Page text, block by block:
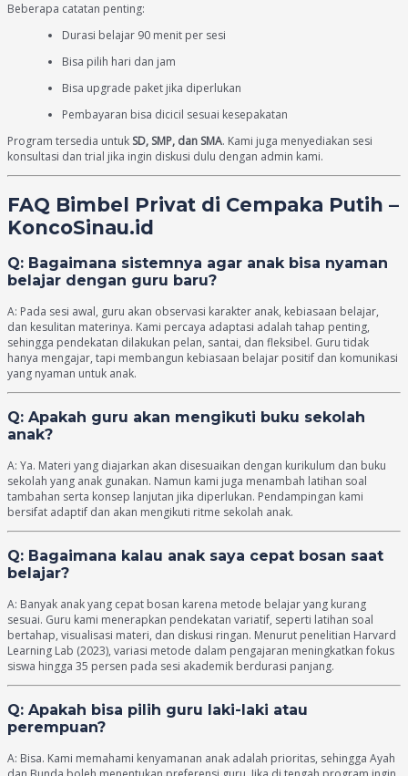
Beberapa catatan penting:
Durasi belajar 90 menit per sesi
Bisa pilih hari dan jam
Bisa upgrade paket jika diperlukan
Pembayaran bisa dicicil sesuai kesepakatan
Program tersedia untuk SD, SMP, dan SMA. Kami juga menyediakan sesi
konsultasi dan trial jika ingin diskusi dulu dengan admin kami.
FAQ Bimbel Privat di Cempaka Putih –
KoncoSinau.id
Q: Bagaimana sistemnya agar anak bisa nyaman
belajar dengan guru baru?
A: Pada sesi awal, guru akan observasi karakter anak, kebiasaan belajar,
dan kesulitan materinya. Kami percaya adaptasi adalah tahap penting,
sehingga pendekatan dilakukan pelan, santai, dan fleksibel. Guru tidak
hanya mengajar, tapi membangun kebiasaan belajar positif dan komunikasi
yang nyaman untuk anak.
Q: Apakah guru akan mengikuti buku sekolah
anak?
A: Ya. Materi yang diajarkan akan disesuaikan dengan kurikulum dan buku
sekolah yang anak gunakan. Namun kami juga menambah latihan soal
tambahan serta konsep lanjutan jika diperlukan. Pendampingan kami
bersifat adaptif dan akan mengikuti ritme sekolah anak.
Q: Bagaimana kalau anak saya cepat bosan saat
belajar?
A: Banyak anak yang cepat bosan karena metode belajar yang kurang
sesuai. Guru kami menerapkan pendekatan variatif, seperti latihan soal
bertahap, visualisasi materi, dan diskusi ringan. Menurut penelitian Harvard
Learning Lab (2023), variasi metode dalam pengajaran meningkatkan fokus
siswa hingga 35 persen pada sesi akademik berdurasi panjang.
Q: Apakah bisa pilih guru laki-laki atau
perempuan?
A: Bisa. Kami memahami kenyamanan anak adalah prioritas, sehingga Ayah